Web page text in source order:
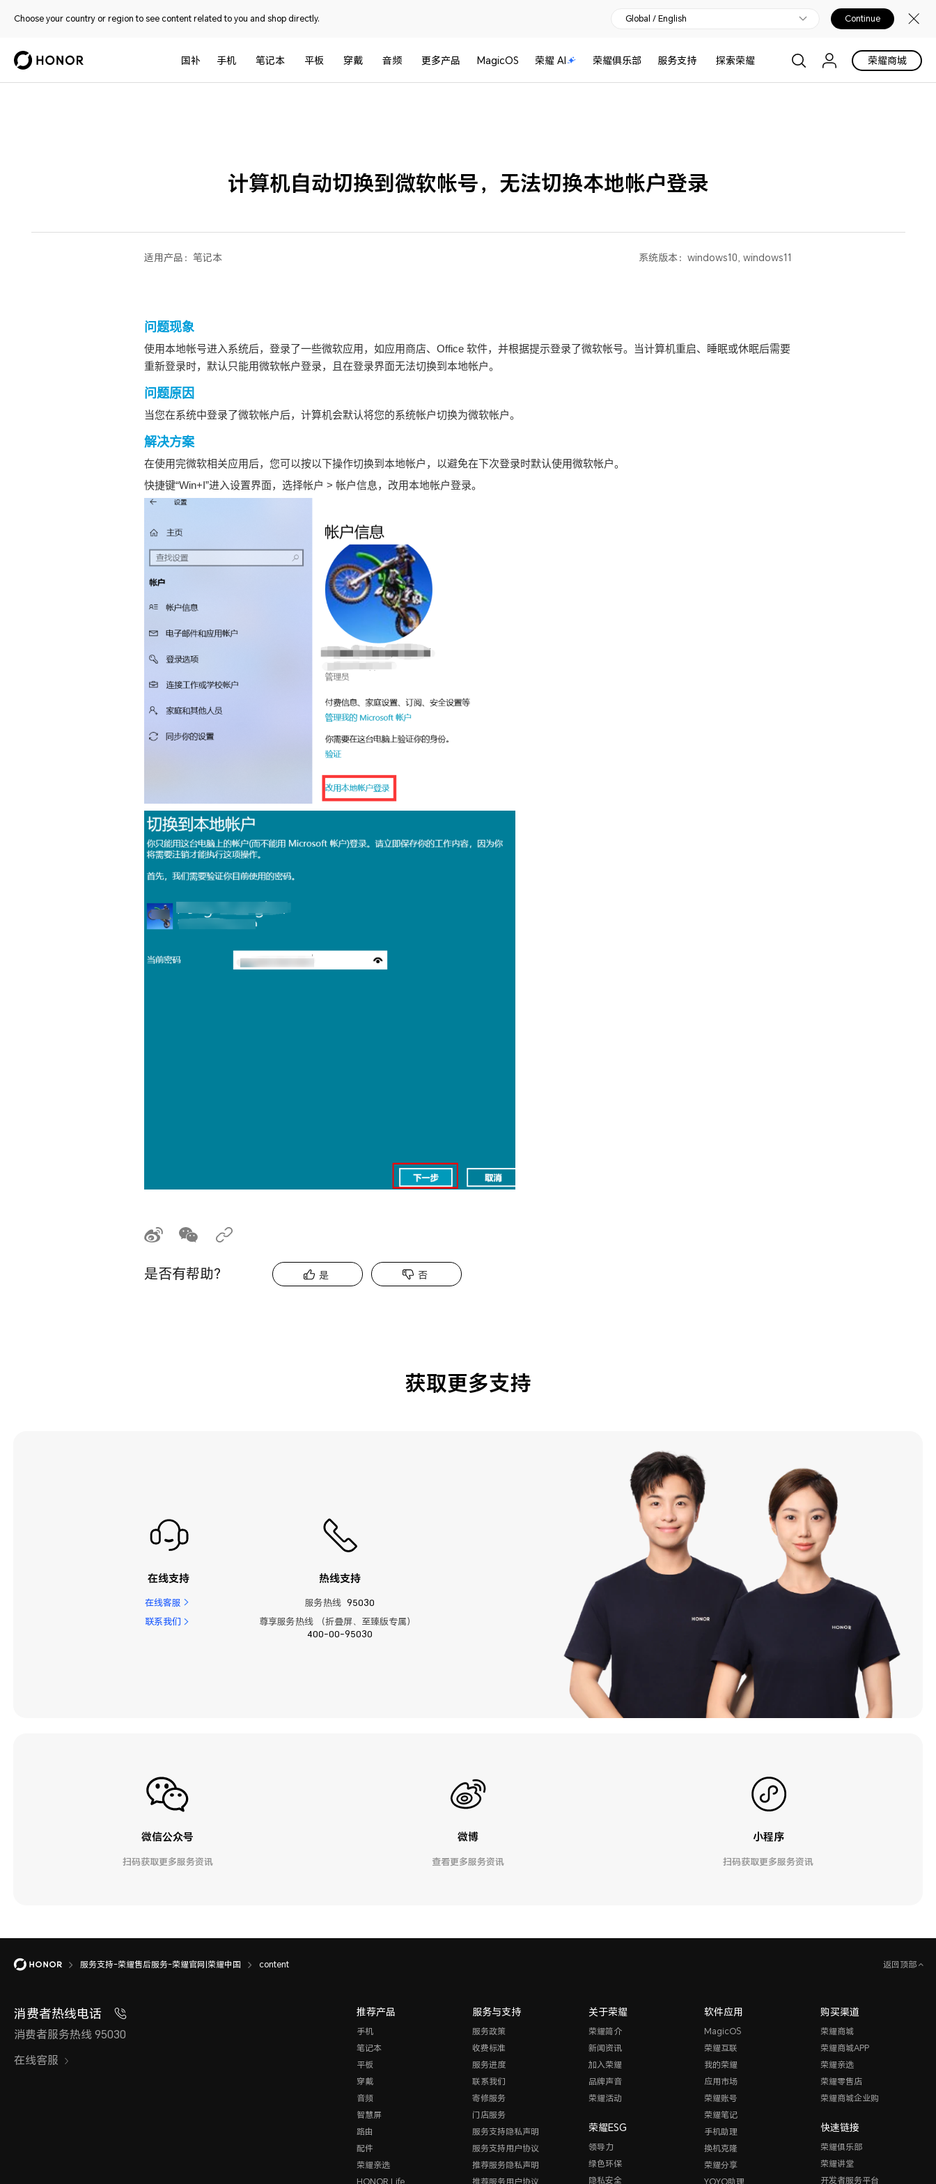
Choose your country or region to see content related to you and shop directly. Global / English Continue
国补 手机 笔记本 平板 穿戴 音频 更多产品 MagicOS 荣耀 AI 荣耀俱乐部 服务支持 探索荣耀 荣耀商城
计算机自动切换到微软帐号，无法切换本地帐户登录
适用产品： 笔记本 系统版本：windows10, windows11
问题现象
使用本地帐号进入系统后，登录了一些微软应用，如应用商店、Office 软件，并根据提示登录了微软帐号。当计算机重启、睡眠或休眠后需要
重新登录时，默认只能用微软帐户登录，且在登录界面无法切换到本地帐户。
问题原因
当您在系统中登录了微软帐户后，计算机会默认将您的系统帐户切换为微软帐户。
解决方案
在使用完微软相关应用后，您可以按以下操作切换到本地帐户，以避免在下次登录时默认使用微软帐户。
快捷键“Win+I”进入设置界面，选择帐户 > 帐户信息，改用本地帐户登录。
是否有帮助？ 是 否
获取更多支持
在线支持
在线客服
联系我们
热线支持
服务热线 95030
尊享服务热线 （折叠屏、至臻版专属）
400-00-95030
微信公众号
扫码获取更多服务资讯
微博
查看更多服务资讯
小程序
扫码获取更多服务资讯
服务支持-荣耀售后服务-荣耀官网|荣耀中国 content 返回顶部
消费者热线电话
消费者服务热线 95030
在线客服
推荐产品
手机
笔记本
平板
穿戴
音频
智慧屏
路由
配件
荣耀亲选
HONOR Life
服务与支持
服务政策
收费标准
服务进度
联系我们
寄修服务
门店服务
服务支持隐私声明
服务支持用户协议
推荐服务隐私声明
推荐服务用户协议
关于荣耀
荣耀简介
新闻资讯
加入荣耀
品牌声音
荣耀活动
荣耀ESG
领导力
绿色环保
隐私安全
软件应用
MagicOS
荣耀互联
我的荣耀
应用市场
荣耀账号
荣耀笔记
手机助理
换机克隆
荣耀分享
YOYO助理
购买渠道
荣耀商城
荣耀商城APP
荣耀亲选
荣耀零售店
荣耀商城企业购
快速链接
荣耀俱乐部
荣耀讲堂
开发者服务平台